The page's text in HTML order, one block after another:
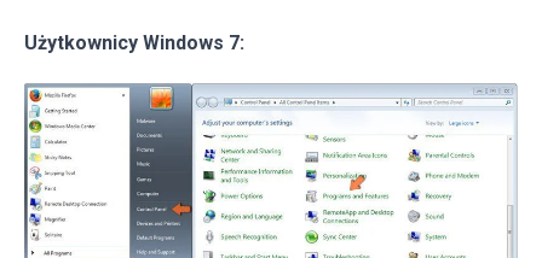
Użytkownicy Windows 7: